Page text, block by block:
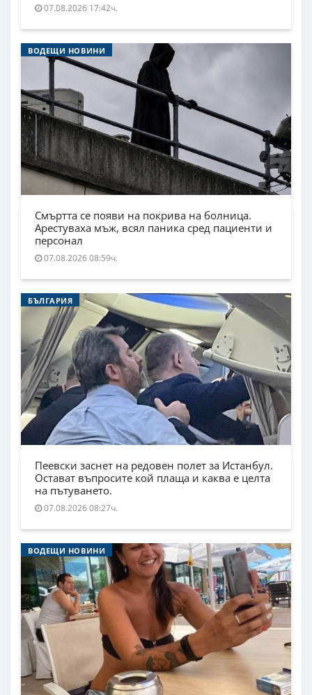
07.08.2026 17:42ч.
ВОДЕЩИ НОВИНИ
Смъртта се появи на покрива на болница.
Арестуваха мъж, всял паника сред пациенти и
персонал
07.08.2026 08:59ч.
БЪЛГАРИЯ
Пеевски заснет на редовен полет за Истанбул.
Остават въпросите кой плаща и каква е целта
на пътуването.
07.08.2026 08:27ч.
ВОДЕЩИ НОВИНИ